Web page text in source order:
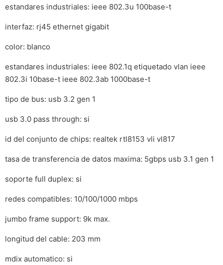
estandares industriales: ieee 802.3u 100base-t
interfaz: rj45 ethernet gigabit
color: blanco
estandares industriales: ieee 802.1q etiquetado vlan ieee
802.3i 10base-t ieee 802.3ab 1000base-t
tipo de bus: usb 3.2 gen 1
usb 3.0 pass through: si
id del conjunto de chips: realtek rtl8153 vli vl817
tasa de transferencia de datos maxima: 5gbps usb 3.1 gen 1
soporte full duplex: si
redes compatibles: 10/100/1000 mbps
jumbo frame support: 9k max.
longitud del cable: 203 mm
mdix automatico: si